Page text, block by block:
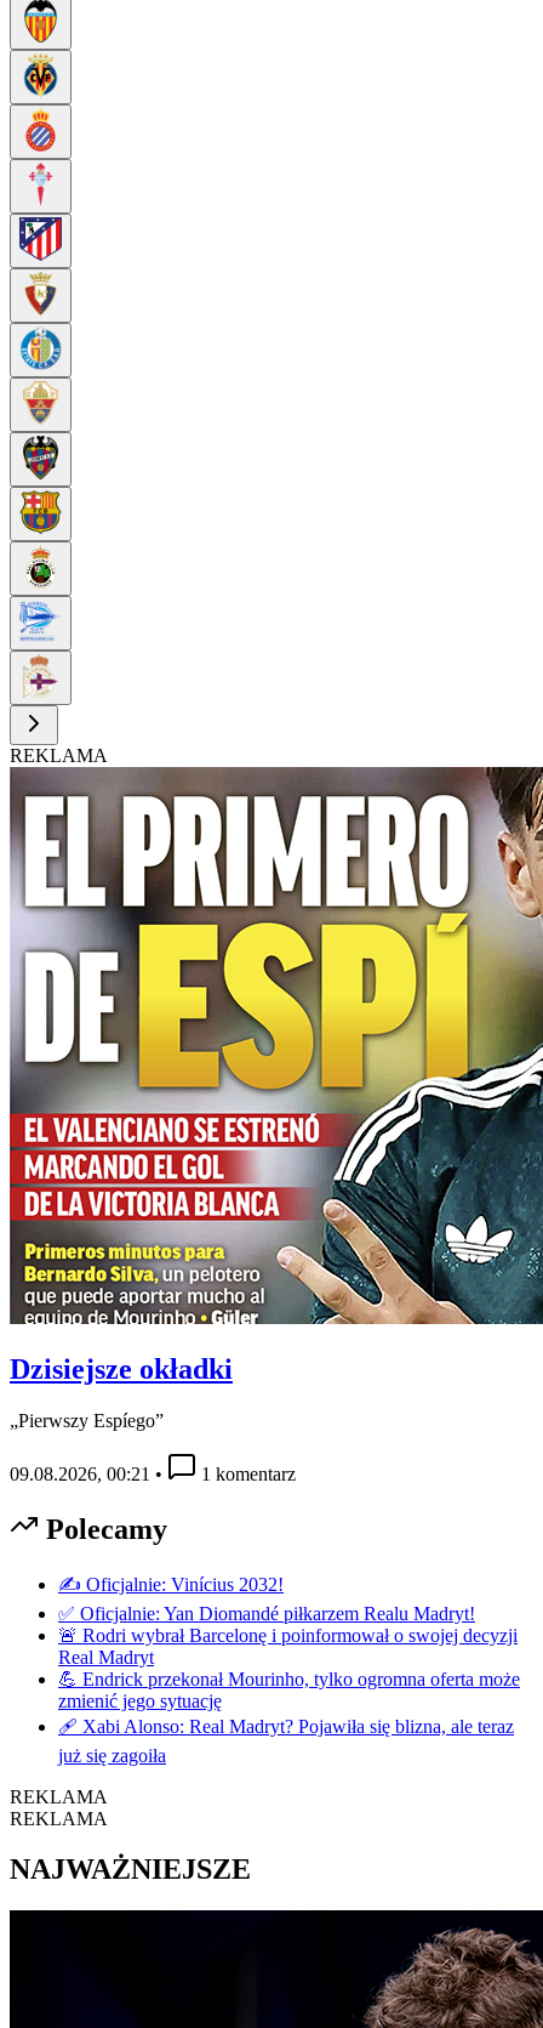
REKLAMA
Dzisiejsze okładki
„Pierwszy Espíego”
09.08.2026, 00:21 • 1 komentarz
Polecamy
✍️ Oficjalnie: Vinícius 2032!
✅ Oficjalnie: Yan Diomandé piłkarzem Realu Madryt!
🚨 Rodri wybrał Barcelonę i poinformował o swojej decyzji
Real Madryt
💪 Endrick przekonał Mourinho, tylko ogromna oferta może
zmienić jego sytuację
🩹 Xabi Alonso: Real Madryt? Pojawiła się blizna, ale teraz
już się zagoiła
REKLAMA
REKLAMA
NAJWAŻNIEJSZE